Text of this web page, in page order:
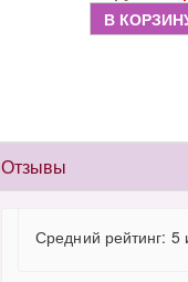
В
Отзывы
Средний рейтинг: 5